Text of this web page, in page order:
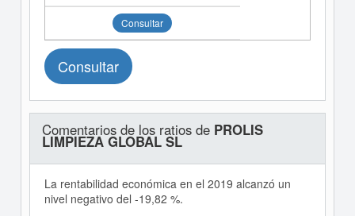
Consultar
Consultar
Comentarios de los ratios de PROLIS
LIMPIEZA GLOBAL SL
La rentabilidad económica en el 2019 alcanzó un
nivel negativo del -19,82 %.